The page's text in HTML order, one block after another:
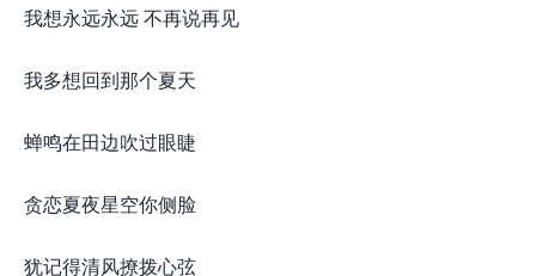
我想永远永远 不再说再见
我多想回到那个夏天
蝉鸣在田边吹过眼睫
贪恋夏夜星空你侧脸
犹记得清风撩拨心弦